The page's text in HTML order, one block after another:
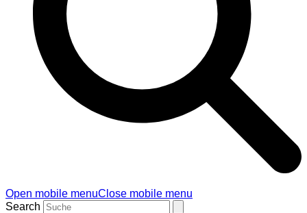
Open mobile menuClose mobile menu
Search